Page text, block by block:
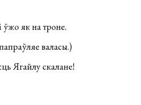
ўжо як на троне.
валасы.)
Ягайлу скалане!